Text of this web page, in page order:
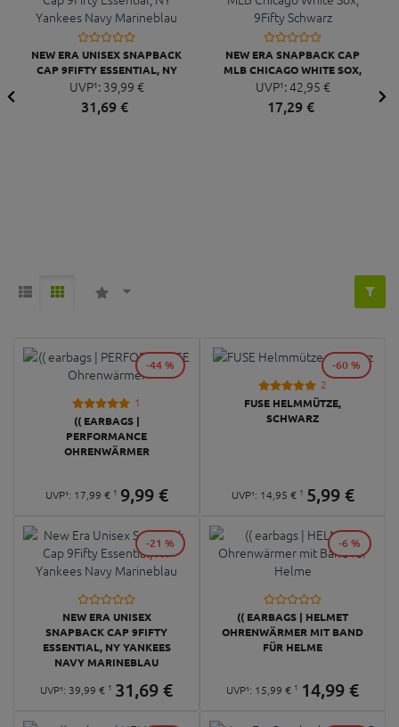
NEW ERA UNISEX SNAPBACK
CAP 9FIFTY ESSENTIAL, NY
YANKEES NAVY MARINEBLAU
UVP¹: 39,99 €
31,69 €
NEW ERA SNAPBACK CAP
MLB CHICAGO WHITE SOX,
9FIFTY SCHWARZ
UVP¹:42,95 €
17,29 €
1
(( EARBAGS |
PERFORMANCE
OHRENWÄRMER
UVP¹: 17, 99 € 1 9,99 €
-44 %
2
FUSE HELMMÜTZE,
SCHWARZ
UVP¹: 14, 95 € 1 5,99 €
-60 %
NEW ERA UNISEX
SNAPBACK CAP 9FIFTY
ESSENTIAL, NY YANKEES
NAVY MARINEBLAU
UVP¹: 39, 99 € 1 31,69€
-21 %
(( EARBAGS | HELMET
OHRENWÄRMER MIT BAND
FÜR HELME
UVP¹: 15, 99 € 1 14,99€
-6 %